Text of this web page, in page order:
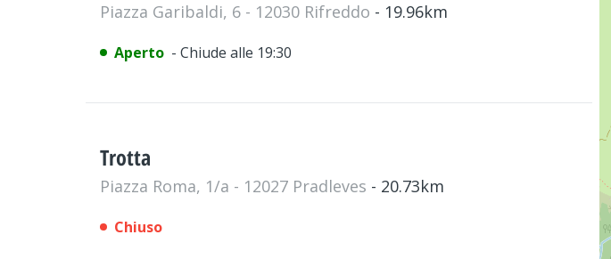
Piazza Garibaldi, 6 - 12030 Rifreddo - 19.96km
Aperto - Chiude alle 19:30
Trotta
Piazza Roma, 1/a - 12027 Pradleves - 20.73km
Chiuso